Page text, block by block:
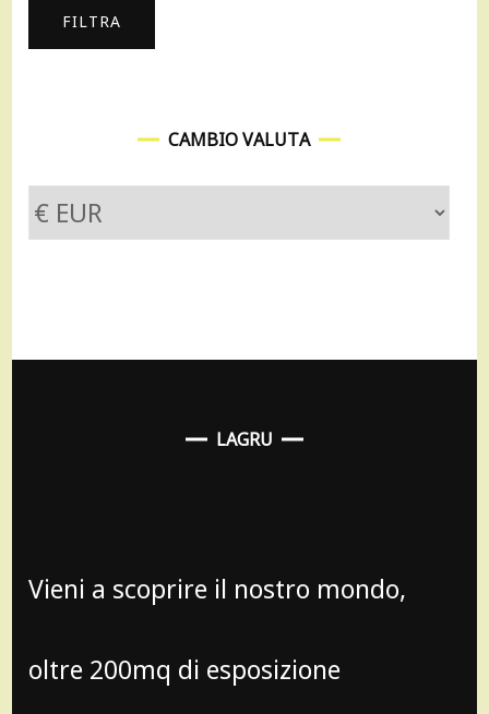
FILTRA
CAMBIO VALUTA
LAGRU
Vieni a scoprire il nostro mondo,
oltre 200mq di esposizione